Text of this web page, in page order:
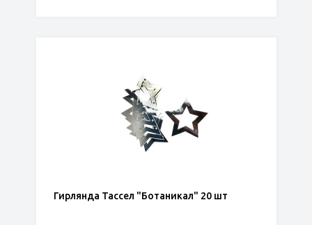
Гирлянда Тассел "Ботаникал" 20 шт